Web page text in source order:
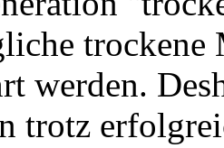
trockene
werden.
trotz